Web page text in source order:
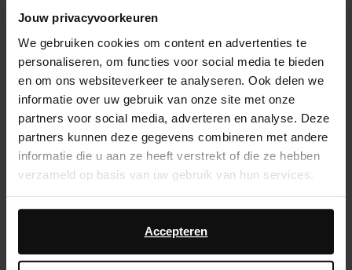
Jouw privacyvoorkeuren
We gebruiken cookies om content en advertenties te
personaliseren, om functies voor social media te bieden
en om ons websiteverkeer te analyseren. Ook delen we
informatie over uw gebruik van onze site met onze
partners voor social media, adverteren en analyse. Deze
partners kunnen deze gegevens combineren met andere
informatie die u aan ze heeft verstrekt of die ze hebben
verzameld op basis van uw gebruik van hun services.
Daarnaast werken wij samen met Google voor
advertentie- en meetdoeleinden. Meer informatie over
hoe Google uw persoonsgegevens gebruikt, vindt u op
Accepteren
14 dagen bedenktijd
Snelle levering
Achteraf betalen
Product omschrijving
Clogs met leopard design van Sacha. De leopard
muiltjes hebben een goudkleurige gesp en een
zool dikte van 2 cm.
Product details